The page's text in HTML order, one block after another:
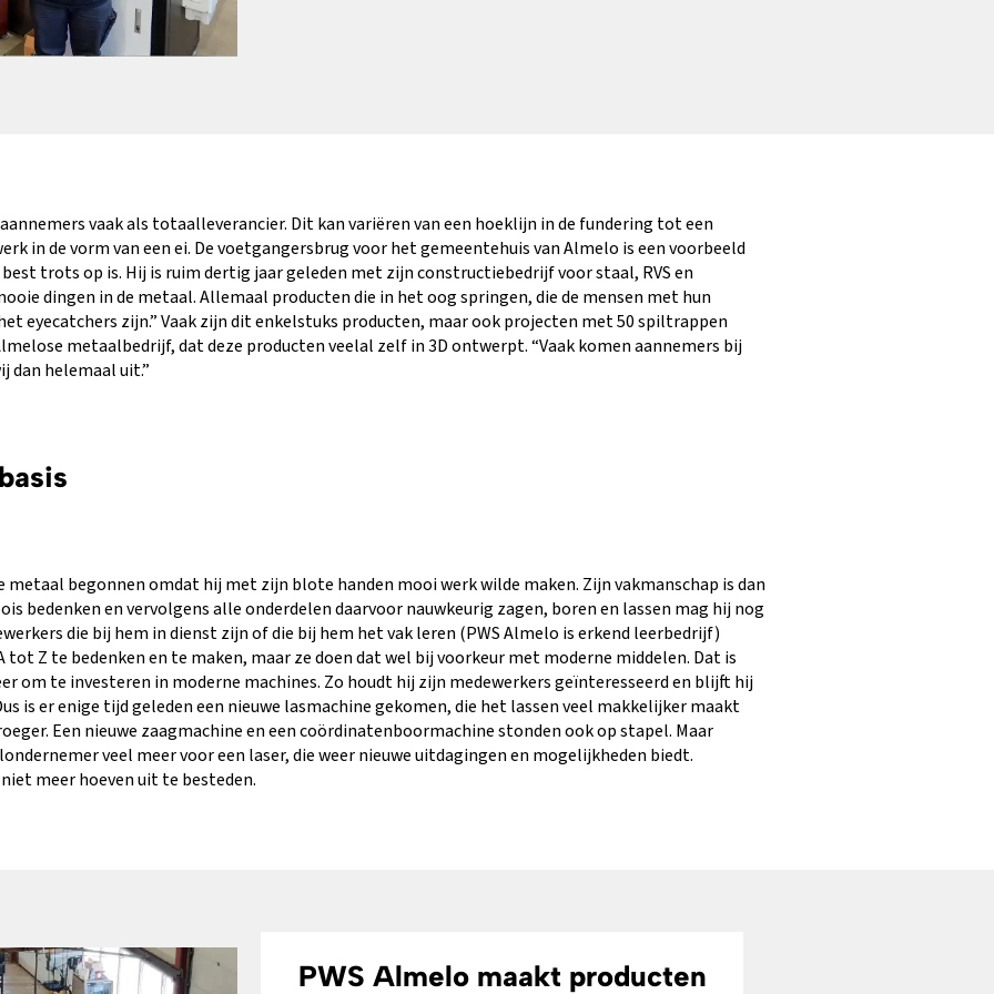
vaak als totaalleverancier. Dit kan variëren van een hoeklijn in de fundering tot een
in de vorm van een ei. De voetgangersbrug voor het gemeentehuis van Almelo is een voorbeeld
trots op is. Hij is ruim dertig jaar geleden met zijn constructiebedrijf voor staal, RVS en
dingen in de metaal. Allemaal producten die in het oog springen, die de mensen met hun
eyecatchers zijn.” Vaak zijn dit enkelstuks producten, maar ook projecten met 50 spiltrappen
metaalbedrijf, dat deze producten veelal zelf in 3D ontwerpt. “Vaak komen aannemers bij
dan helemaal uit.”
begonnen omdat hij met zijn blote handen mooi werk wilde maken. Zijn vakmanschap is dan
bedenken en vervolgens alle onderdelen daarvoor nauwkeurig zagen, boren en lassen mag hij nog
die bij hem in dienst zijn of die bij hem het vak leren (PWS Almelo is erkend leerbedrijf)
tot Z te bedenken en te maken, maar ze doen dat wel bij voorkeur met moderne middelen. Dat is
om te investeren in moderne machines. Zo houdt hij zijn medewerkers geïnteresseerd en blijft hij
is er enige tijd geleden een nieuwe lasmachine gekomen, die het lassen veel makkelijker maakt
Een nieuwe zaagmachine en een coördinatenboormachine stonden ook op stapel. Maar
veel meer voor een laser, die weer nieuwe uitdagingen en mogelijkheden biedt.
meer hoeven uit te besteden.
PWS Almelo maakt producten